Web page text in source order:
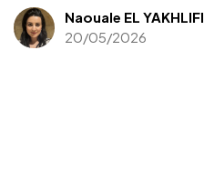
Naouale EL YAKHLIFI
20/05/2026